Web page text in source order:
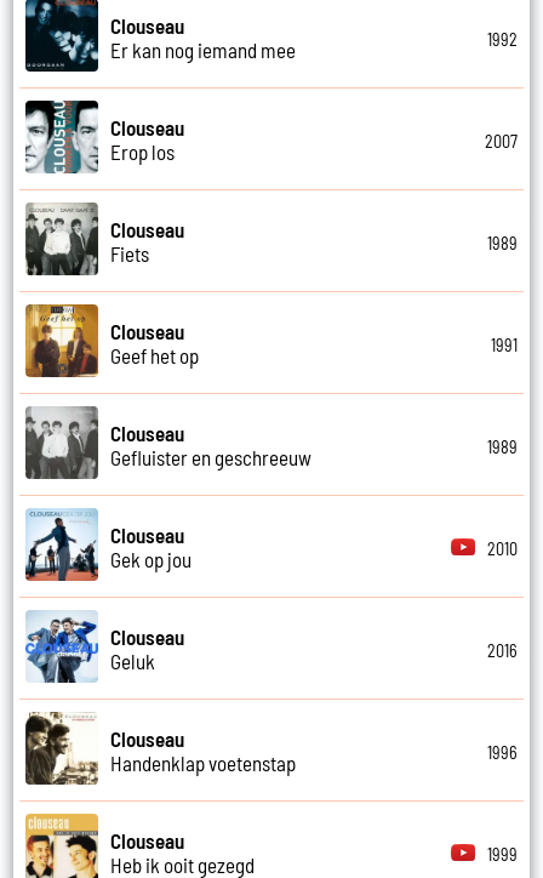
Clouseau
Er kan nog iemand mee
1992
Clouseau
Erop los
2007
Clouseau
Fiets
1989
Clouseau
Geef het op
1991
Clouseau
Gefluister en geschreeuw
1989
Clouseau
Gek op jou
2010
Clouseau
Geluk
2016
Clouseau
Handenklap voetenstap
1996
Clouseau
Heb ik ooit gezegd
1999